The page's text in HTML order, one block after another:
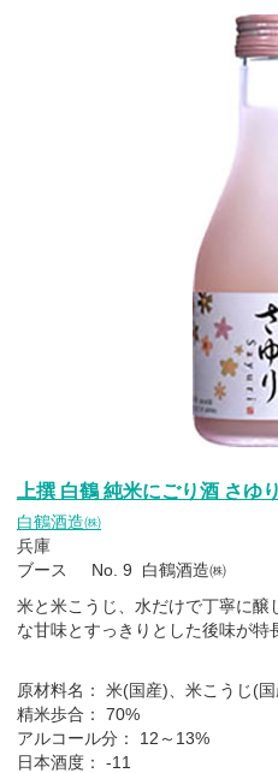
上撰 白鶴 純米にごり酒 さゆり
白鶴酒造㈱
兵庫
ブース No. 9 白鶴酒造㈱
米と米こうじ、水だけで丁寧に醸
な甘味とすっきりとした後味が特
原材料名： 米(国産)、米こうじ(
精米歩合： 70%
アルコール分： 12～13%
日本酒度： -11